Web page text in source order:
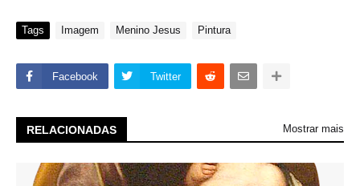
Tags Imagem Menino Jesus Pintura
Facebook Twitter
RELACIONADAS Mostrar mais